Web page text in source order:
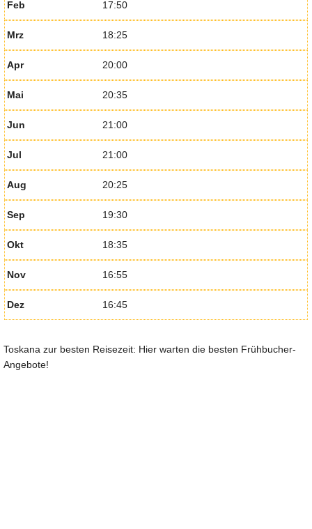
Feb 17:50
Mrz 18:25
Apr 20:00
Mai 20:35
Jun 21:00
Jul 21:00
Aug 20:25
Sep 19:30
Okt 18:35
Nov 16:55
Dez 16:45
Toskana zur besten Reisezeit: Hier warten die besten Frühbucher-
Angebote!